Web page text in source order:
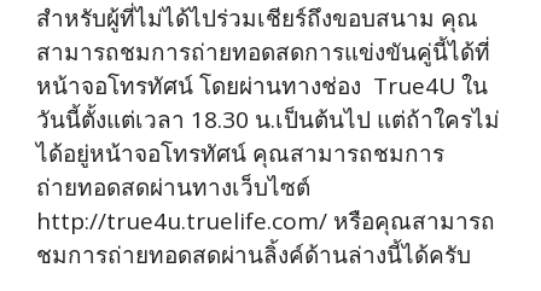
สำหรับผู้ที่ไม่ได้ไปร่วมเชียร์ถึงขอบสนาม คุณ
สามารถชมการถ่ายทอดสดการแข่งขันคู่นี้ได้ที่
หน้าจอโทรทัศน์ โดยผ่านทางช่อง True4U ใน
วันนี้ตั้งแต่เวลา 18.30 น.เป็นต้นไป แต่ถ้าใครไม่
ได้อยู่หน้าจอโทรทัศน์ คุณสามารถชมการ
ถ่ายทอดสดผ่านทางเว็บไซต์
http://true4u.truelife.com/ หรือคุณสามารถ
ชมการถ่ายทอดสดผ่านลิ้งค์ด้านล่างนี้ได้ครับ